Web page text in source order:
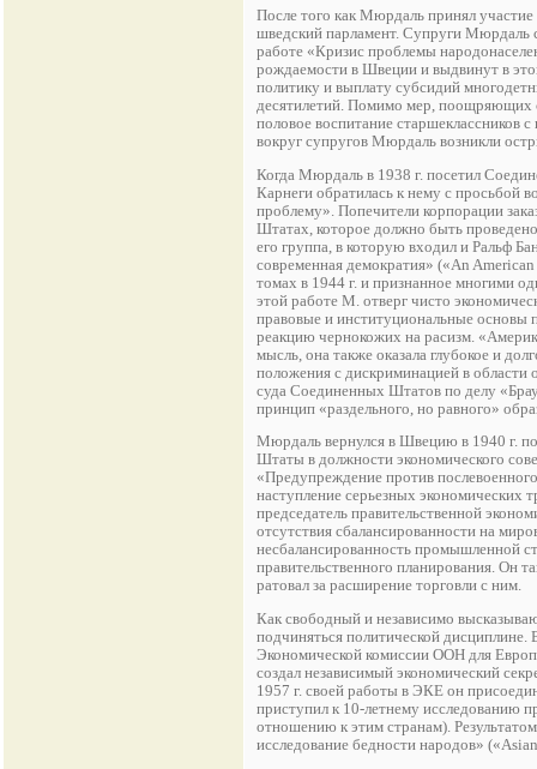
После того как Мюрдаль принял участие
шведский парламент. Супруги Мюрдаль
работе «Кризис проблемы
рождаемости в Швеции и выдвинут в
политику и выплату субсидий
десятилетий. Помимо мер, поощряющих
половое воспитание старшеклассников
вокруг супругов Мюрдаль возникли
Когда Мюрдаль в 1938 г. посетил
Карнеги обратилась к нему с просьбой
проблему». Попечители корпорации
Штатах, которое должно быть
его группа, в которую входил и Ральф
современная демократия» («An
томах в 1944 г. и признанное многими
этой работе М. отверг чисто
правовые и институциональные основы
реакцию чернокожих на расизм.
мысль, она также оказала глубокое и
положения с дискриминацией в области
суда Соединенных Штатов по делу
принцип «раздельного, но равного»
Мюрдаль вернулся в Швецию в 1940 г.
Штаты в должности экономического
«Предупреждение против
наступление серьезных
председатель правительственной
отсутствия сбалансированности на
несбалансированность промышленной
правительственного планирования. Он
ратовал за расширение торговли с ним.
Как свободный и независимо
подчиняться политической дисциплине.
Экономической комиссии ООН для
создал независимый экономический
1957 г. своей работы в ЭКЕ он
приступил к 10-летнему исследованию
отношению к этим странам).
исследование бедности народов»